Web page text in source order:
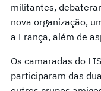
militantes,
nova organização,
a França, além de
Os camaradas do
participaram das